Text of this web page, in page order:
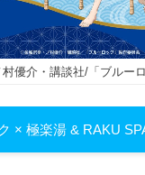
優介・講談社/「ブルー
× 極楽湯 & RAKU